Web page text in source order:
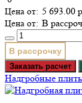
5 693.00
В
В рассрочку
Заказать расчет
Надгробные